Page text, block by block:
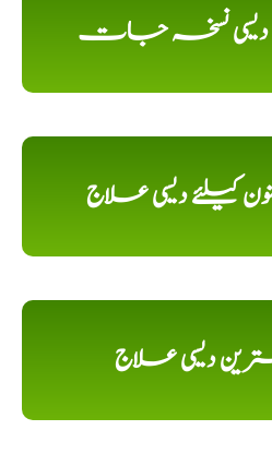
دیسی نسخہ جات
جنون کیلئے دیسی علاج
دیسی علاج